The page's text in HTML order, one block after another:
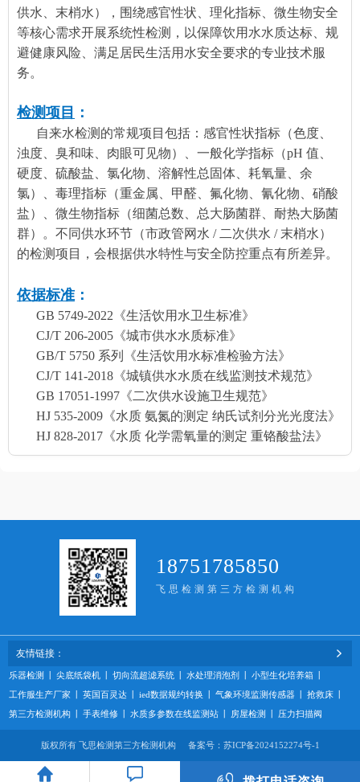
供水、末梢水），围绕感官性状、理化指标、微生物安全
等核心需求开展系统性检测，以保障饮用水水质达标、规
避健康风险、满足居民生活用水安全要求的专业技术服
务。
检测项目 ：
自来水检测的常规项目包括：感官性状指标（色度、
浊度、臭和味、肉眼可见物）、一般化学指标（pH 值、
硬度、硫酸盐、氯化物、溶解性总固体、耗氧量、余
氯）、毒理指标（重金属、甲醛、氟化物、氰化物、硝酸
盐）、微生物指标（细菌总数、总大肠菌群、耐热大肠菌
群）。不同供水环节（市政管网水 / 二次供水 / 末梢水）
的检测项目，会根据供水特性与安全防控重点有所差异。
依据标准 ：
GB 5749-2022《生活饮用水卫生标准》
CJ/T 206-2005《城市供水水质标准》
GB/T 5750 系列《生活饮用水标准检验方法》
CJ/T 141-2018《城镇供水水质在线监测技术规范》
GB 17051-1997《二次供水设施卫生规范》
HJ 535-2009《水质 氨氮的测定 纳氏试剂分光光度法》
HJ 828-2017《水质 化学需氧量的测定 重铬酸盐法》
18751785850
飞思检测第三方检测机构
友情链接：
乐器检测 尖底纸袋机 切向流超滤系统 水处理消泡剂 小型生化培养箱
工作服生产厂家 英国百灵达 ied数据规约转换 气象环境监测传感器 抢救床
第三方检测机构 手表维修 水质多参数在线监测站 房屋检测 压力扫描阀
版权所有 飞思检测第三方检测机构 备案号： 苏ICP备2024152274号-1